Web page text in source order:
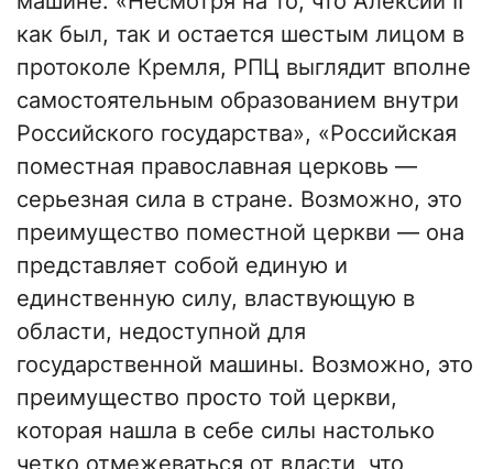
как был, так и остается шестым лицом в
протоколе Кремля, РПЦ выглядит вполне
самостоятельным образованием внутри
Российского государства», «Российская
поместная православная церковь —
серьезная сила в стране. Возможно, это
преимущество поместной церкви — она
представляет собой единую и
единственную силу, властвующую в
области, недоступной для
государственной машины. Возможно, это
преимущество просто той церкви,
которая нашла в себе силы настолько